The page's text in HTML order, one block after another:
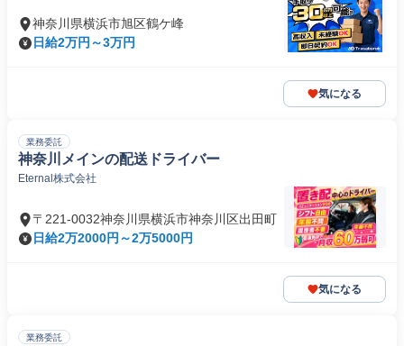
神奈川県横浜市旭区鶴ケ峰
日給2万円～3万円
気になる
業務委託
神奈川メインの配送ドライバー
Eternal株式会社
〒221-0032神奈川県横浜市神奈川区出田町
日給2万2000円～2万5000円
気になる
業務委託